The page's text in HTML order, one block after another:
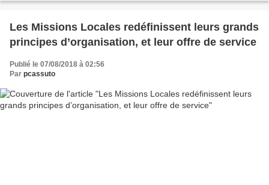
Les Missions Locales redéfinissent leurs grands
principes d’organisation, et leur offre de service
Publié le 07/08/2018 à 02:56
Par pcassuto